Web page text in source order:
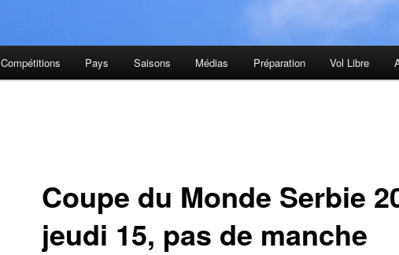
Compétitions Pays Saisons Médias Préparation Vol Libre
Coupe du Monde Serbie
jeudi 15, pas de manche